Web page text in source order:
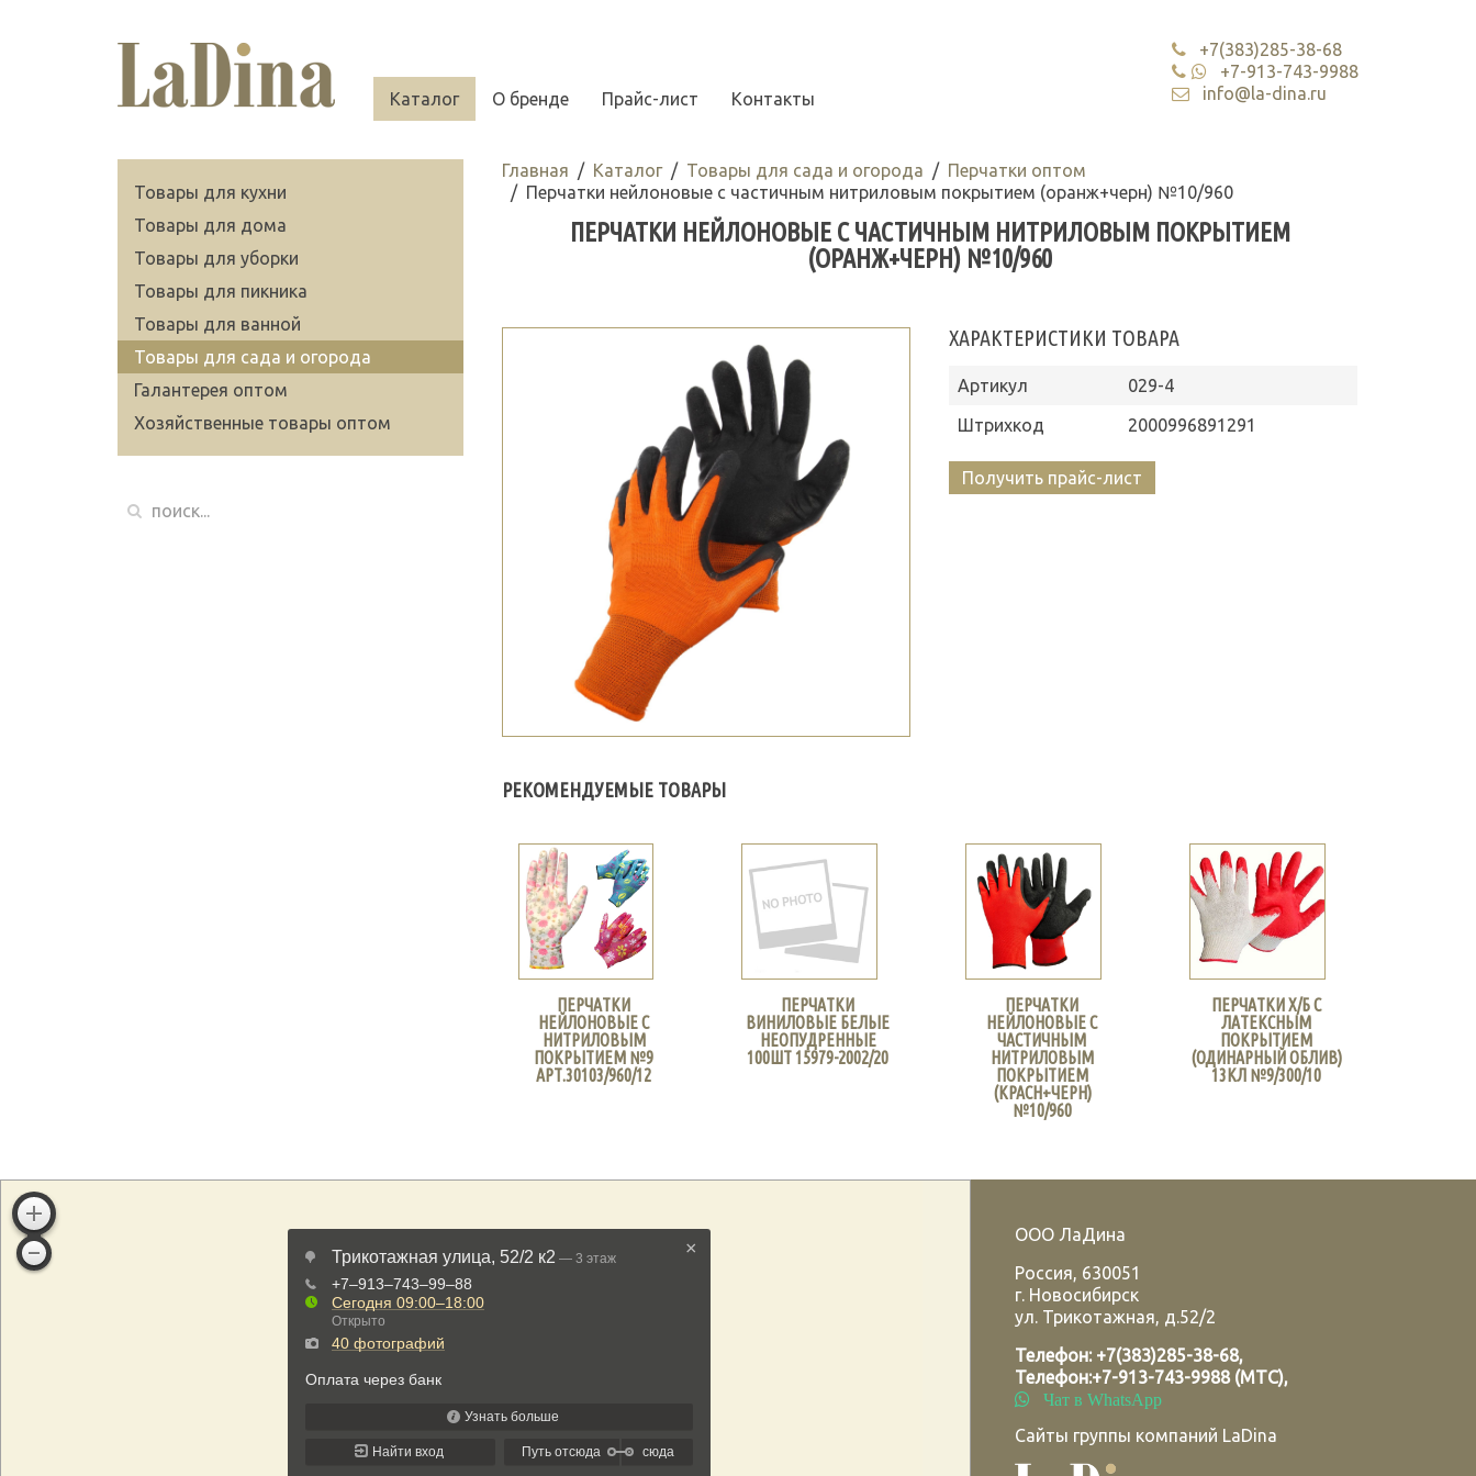
Каталог О бренде Прайс-лист Контакты
+7(383)285-38-68
+7-913-743-9988
info@la-dina.ru
Главная Каталог Товары для сада и огорода
Перчатки оптом
Перчатки нейлоновые с частичным нитриловым покрытием (оранж+черн) №10/960
ПЕРЧАТКИ НЕЙЛОНОВЫЕ С ЧАСТИЧНЫМ НИТРИЛОВЫМ ПОКРЫТИЕМ
(ОРАНЖ+ЧЕРН) №10/960
ХАРАКТЕРИСТИКИ ТОВАРА
Артикул
029-4
Штрихкод
2000996891291
Получить прайс-лист
РЕКОМЕНДУЕМЫЕ ТОВАРЫ
ПЕРЧАТКИ
НЕЙЛОНОВЫЕ С
НИТРИЛОВЫМ
ПОКРЫТИЕМ №9
АРТ.30103/960/12
ПЕРЧАТКИ
ВИНИЛОВЫЕ БЕЛЫЕ
НЕОПУДРЕННЫЕ
100ШТ 15979-2002/20
ПЕРЧАТКИ
НЕЙЛОНОВЫЕ С
ЧАСТИЧНЫМ
НИТРИЛОВЫМ
ПОКРЫТИЕМ
(КРАСН+ЧЕРН)
№10/960
ПЕРЧАТКИ Х/Б С
ЛАТЕКСНЫМ
ПОКРЫТИЕМ
(ОДИНАРНЫЙ ОБЛИВ)
13КЛ №9/300/10
Товары для кухни
Товары для дома
Товары для уборки
Товары для пикника
Товары для ванной
Товары для сада и огорода
Галантерея оптом
Хозяйственные товары оптом
ООО ЛаДина
Россия, 630051
г. Новосибирск
ул. Трикотажная, д.52/2
Телефон: +7(383)285-38-68,
Телефон:+7-913-743-9988 (МТС),
Чат в WhatsApp
Сайты группы компаний LaDina